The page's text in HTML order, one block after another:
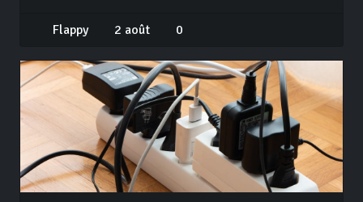
Flappy 2 août 0